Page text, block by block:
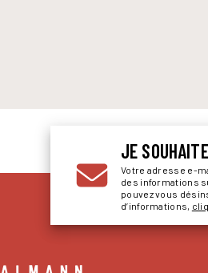
JE
Votre adresse e-
des informations
pouvez vous
d’informations,